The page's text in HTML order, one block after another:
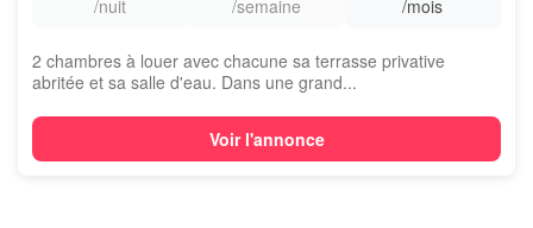
/nuit /semaine /mois
2 chambres à louer avec chacune sa terrasse privative
abritée et sa salle d'eau. Dans une grand...
Voir l'annonce